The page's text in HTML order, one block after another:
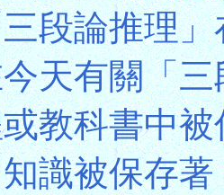
段論推理
天有關「
教科書中
識被保存